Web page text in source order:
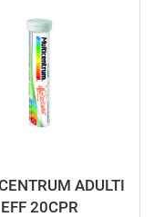
ADULTI
EFF 20CPR